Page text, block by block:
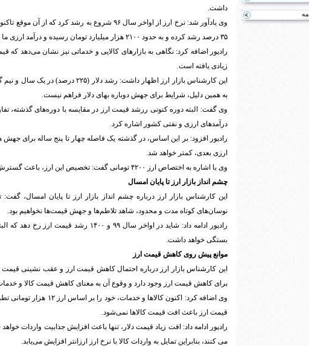
داشت.
۳۵ درصد رشد کرده و به حدود ۲۱۰۰ هزار میلیارد تومان رسیده و درآمد ارزی ما نیز حدود ۴۰ درصد کاهش یافته است.
رادپور اضافه کرد: نگاهی به بازارهای کالایی و خدماتی نیز نشان می‌دهد
زیادی یافته است.
به همین دلیل، شرایط برای جهش دوباره بهای دلار فراهم نیست.
وی گفت: البته دوره کنونی ررشد قیمت ارز در مقایسه با دوره‌های گذشته،
درآمدهای ارزی و نفتی کشور اشاره کرد.
رادپور افزود: بر این اساس، در گذشته یک فاصله چهار تا پنج ساله برای
ارزی بعدی، کمتر خواهد شد.
وی با اشاره به اختصاص ارز ۴۲۰۰ تومانی گفت: تخصیص این ارز، باعث گسترش رانت و تخلیه شدید ذخایر ارزی کشور می‌شود.
چشم انداز بازار ارز تا پایان امسال
این کارشناس بازار ارز درباره چشم انداز بازار ارز تا پایان امسال،
نوسان‌های کوتاه مدت و محدود، شاهد تلاطم‌ها و جهش قیمت‌ها نخواهیم بود.
رادپور ادامه داد: شاید در اواخر سال ۹۹ و
بستگی خواهد داشت.
موانع پیش روی کاهش قیمت ارز
برای کاهش قیمت ارز وجود دارد و وقوع آن به معنای کاهش قیمت کالا و
وی اضافه کرد: اکنون
قیمت ارز باعث افت قیمت کالاها نمی‌شود.
رادپور ادامه داد: افت زیاد قیمت دلار، تنها باعث افزایش جذابیت واردات
می کنند، بنابراین تمایل به واردات کالا با نرخ ارز ارزانتر افزایش می‌یابد.